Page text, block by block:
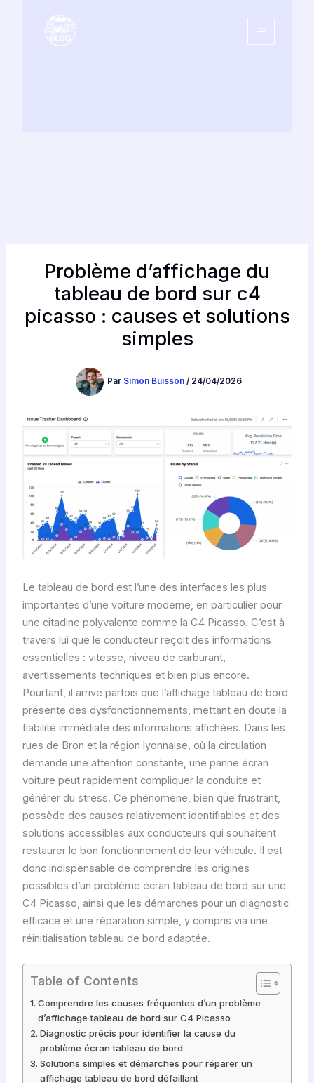
Problème d’affichage du
tableau de bord sur c4
picasso : causes et solutions
simples
Par Simon Buisson / 24/04/2026
Le tableau de bord est l’une des interfaces les plus
importantes d’une voiture moderne, en particulier pour
une citadine polyvalente comme la C4 Picasso. C’est à
travers lui que le conducteur reçoit des informations
essentielles : vitesse, niveau de carburant,
avertissements techniques et bien plus encore.
Pourtant, il arrive parfois que l’affichage tableau de bord
présente des dysfonctionnements, mettant en doute la
fiabilité immédiate des informations affichées. Dans les
rues de Bron et la région lyonnaise, où la circulation
demande une attention constante, une panne écran
voiture peut rapidement compliquer la conduite et
générer du stress. Ce phénomène, bien que frustrant,
possède des causes relativement identifiables et des
solutions accessibles aux conducteurs qui souhaitent
restaurer le bon fonctionnement de leur véhicule. Il est
donc indispensable de comprendre les origines
possibles d’un problème écran tableau de bord sur une
C4 Picasso, ainsi que les démarches pour un diagnostic
efficace et une réparation simple, y compris via une
réinitialisation tableau de bord adaptée.
Table of Contents
Comprendre les causes fréquentes d’un problème
d’affichage tableau de bord sur C4 Picasso
Diagnostic précis pour identifier la cause du
problème écran tableau de bord
Solutions simples et démarches pour réparer un
affichage tableau de bord défaillant